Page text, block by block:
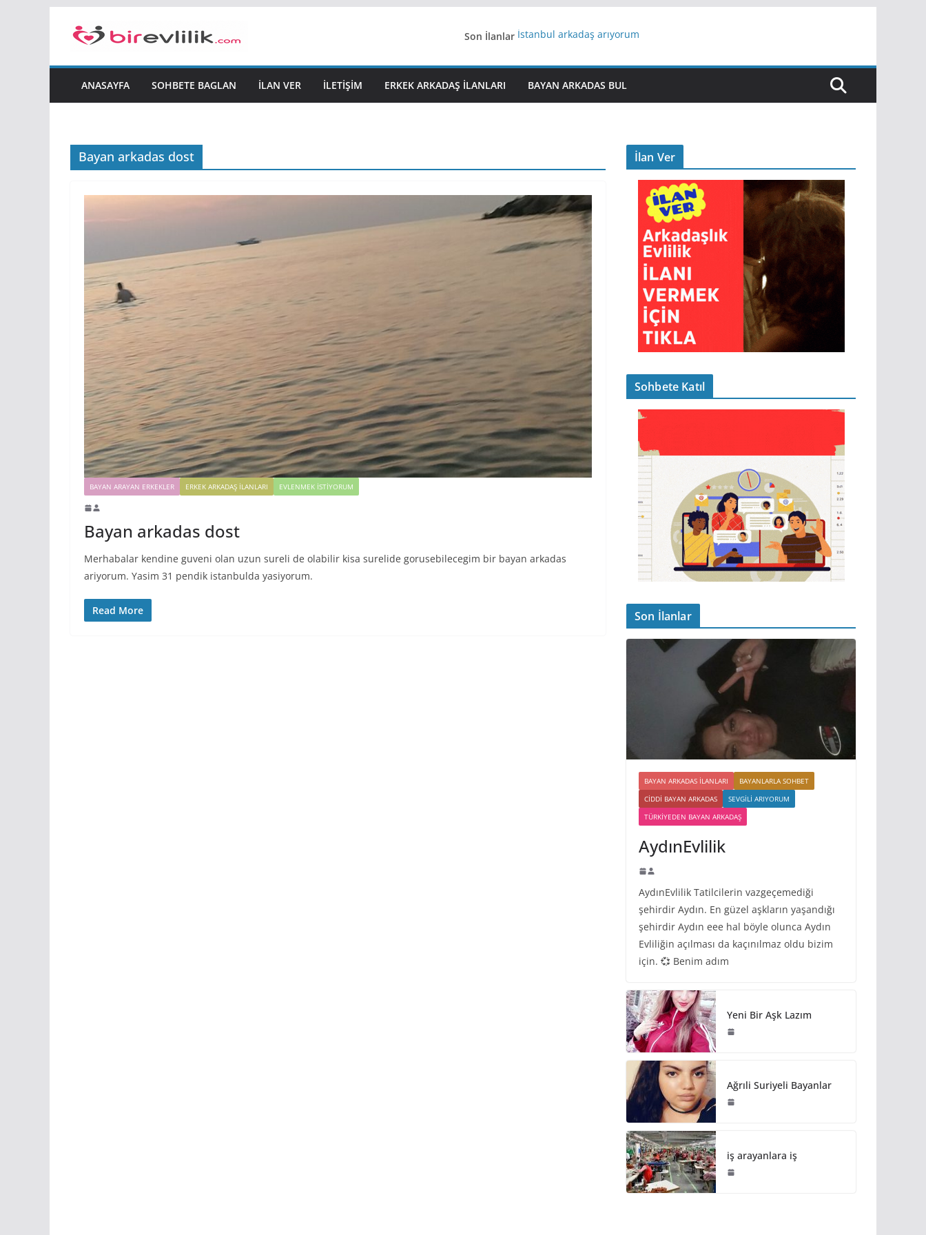
Son İlanlar İstanbul arkadaş arıyorum
Yeni Bir Aşk Lazım
iş arayanlara iş
ANASAYFA SOHBETE BAGLAN İLAN VER İLETIŞIM ERKEK ARKADAŞ ILANLARI BAYAN ARKADAS BUL
Bayan arkadas dost
BAYAN ARAYAN ERKEKLER ERKEK ARKADAŞ ILANLARI EVLENMEK İSTIYORUM
Bayan arkadas dost
Merhabalar kendine guveni olan uzun sureli de olabilir kisa surelide gorusebilecegim bir bayan arkadas
ariyorum. Yasim 31 pendik istanbulda yasiyorum.
Read More
İlan Ver
Sohbete Katıl
Son İlanlar
BAYAN ARKADAS ILANLARI
BAYANLARLA SOHBET
CIDDI BAYAN ARKADAS
SEVGILI ARIYORUM
TÜRKIYEDEN BAYAN ARKADAŞ
AydınEvlilik
AydınEvlilik Tatilcilerin vazgeçemediği
şehirdir Aydın. En güzel aşkların yaşandığı
şehirdir Aydın eee hal böyle olunca Aydın
Evliliğin açılması da kaçınılmaz oldu bizim
için. 💞 Benim adım
Yeni Bir Aşk Lazım
Ağrıli Suriyeli Bayanlar
iş arayanlara iş